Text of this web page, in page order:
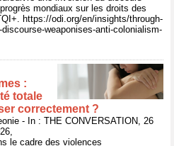
mondiaux sur les droits des
https://odi.org/en/insights/through-
weaponises-anti-colonialism-
:
totale
correctement ?
- In : THE CONVERSATION, 26
le cadre des violences